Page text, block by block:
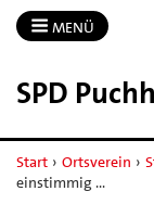
MENÜ
SPD
Start › Ortsverein ›
einstimmig …